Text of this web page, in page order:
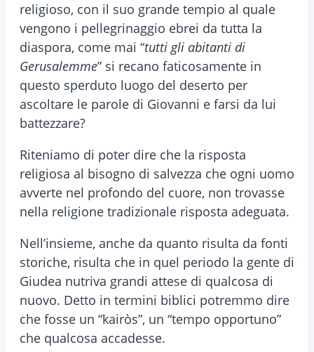
religioso, con il suo grande tempio al quale
vengono i pellegrinaggio ebrei da tutta la
diaspora, come mai “tutti gli abitanti di
Gerusalemme” si recano faticosamente in
questo sperduto luogo del deserto per
ascoltare le parole di Giovanni e farsi da lui
battezzare?
Riteniamo di poter dire che la risposta
religiosa al bisogno di salvezza che ogni uomo
avverte nel profondo del cuore, non trovasse
nella religione tradizionale risposta adeguata.
Nell’insieme, anche da quanto risulta da fonti
storiche, risulta che in quel periodo la gente di
Giudea nutriva grandi attese di qualcosa di
nuovo. Detto in termini biblici potremmo dire
che fosse un “kairòs”, un “tempo opportuno”
che qualcosa accadesse.